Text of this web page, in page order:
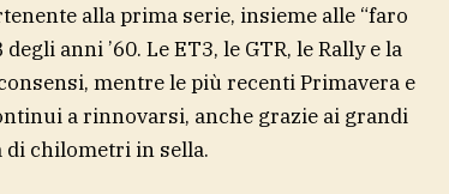
alla prima serie, insieme alle “faro
anni ’60. Le ET3, le GTR, le Rally e la
mentre le più recenti Primavera e
a rinnovarsi, anche grazie ai grandi
di chilometri in sella.